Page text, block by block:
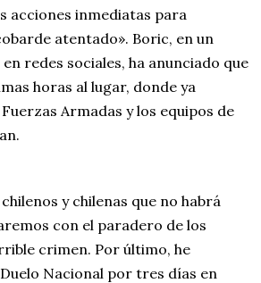
acciones inmediatas para
atentado». Boric, en un
redes sociales, ha anunciado que
horas al lugar, donde ya
Armadas y los equipos de
y chilenas que no habrá
con el paradero de los
crimen. Por último, he
Nacional por tres días en